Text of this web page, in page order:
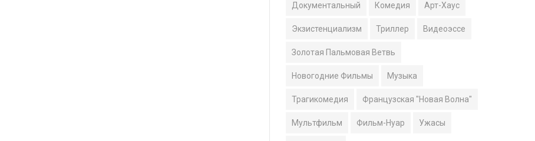
Документальный Комедия Арт-Хаус
Экзистенциализм Триллер Видеоэссе
Золотая Пальмовая Ветвь
Новогодние Фильмы Музыка
Трагикомедия Французская "Новая Волна"
Мультфильм Фильм-Нуар Ужасы